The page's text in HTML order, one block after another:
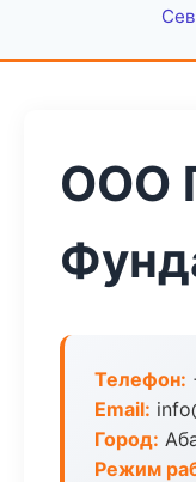
ООО
Телефон:
Email:
Город:
Режим